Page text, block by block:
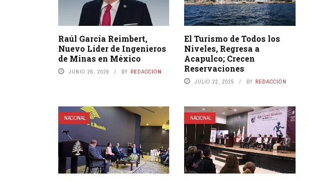
Raúl García Reimbert,
Nuevo Líder de Ingenieros
de Minas en México
JUNIO 26, 2026 BY REDACCIÓN
El Turismo de Todos los
Niveles, Regresa a
Acapulco; Crecen
Reservaciones
JULIO 22, 2025 BY REDACCIÓN
NACIONAL NACIONAL